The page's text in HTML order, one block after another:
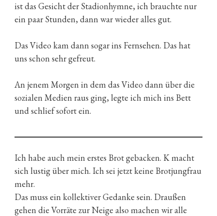
ist das Gesicht der Stadionhymne, ich brauchte nur
ein paar Stunden, dann war wieder alles gut.
Das Video kam dann sogar ins Fernsehen. Das hat
uns schon sehr gefreut.
An jenem Morgen in dem das Video dann über die
sozialen Medien raus ging, legte ich mich ins Bett
und schlief sofort ein.
Ich habe auch mein erstes Brot gebacken. K macht
sich lustig über mich. Ich sei jetzt keine Brotjungfrau
mehr.
Das muss ein kollektiver Gedanke sein. Draußen
gehen die Vorräte zur Neige also machen wir alle